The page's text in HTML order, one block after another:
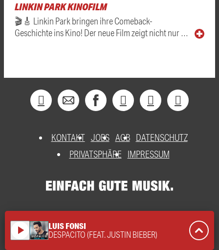
LINKIN PARK KINOFILM
🎬🎸 Linkin Park bringen ihre Comeback-
Geschichte ins Kino! Der neue Film zeigt nicht nur …
KONTAKT JOBS AGB DATENSCHUTZ
PRIVATSPHÄRE
IMPRESSUM
play_arrow LUIS FONSI
DESPACITO (FEAT. JUSTIN BIEBER)